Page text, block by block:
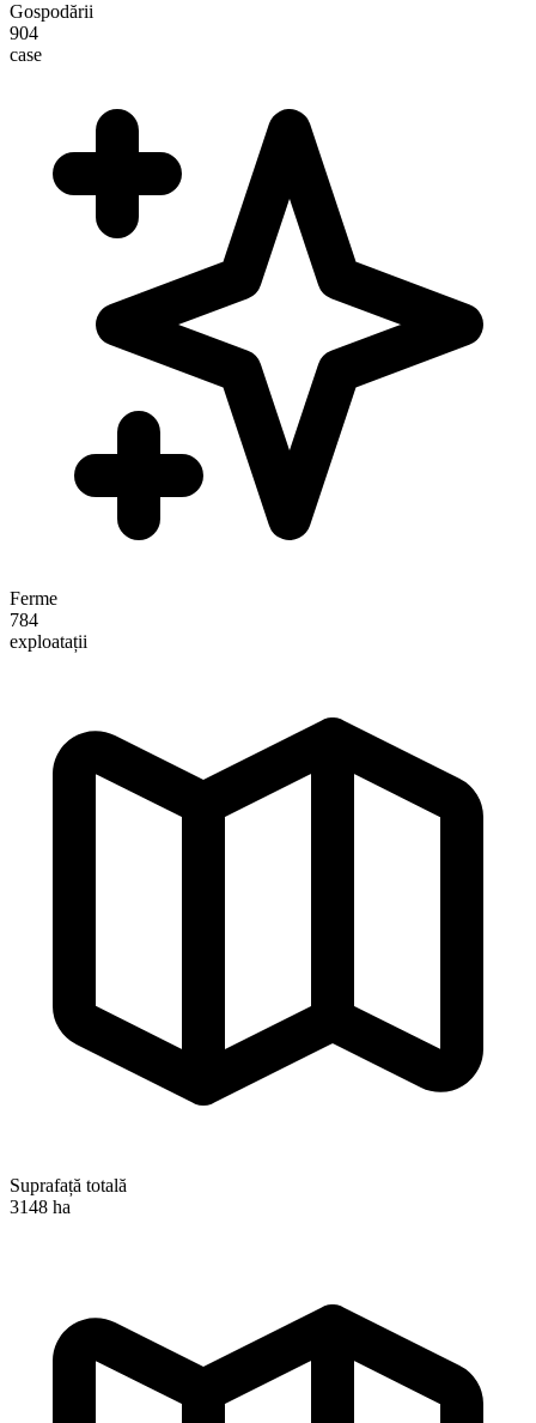
Gospodării
904
case
Ferme
784
exploatații
Suprafață totală
3148 ha